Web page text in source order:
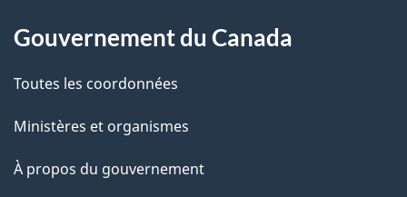
a
p
a
g
e
Gouvernement du Canada
Toutes les coordonnées
Ministères et organismes
À propos du gouvernement